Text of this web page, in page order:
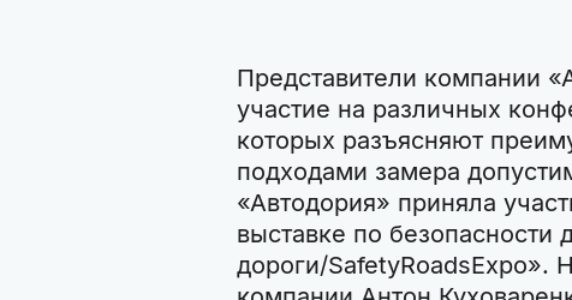
Представители компании
участие на различных
которых разъясняют
подходами замера
«Автодория» приняла
выставке по
дороги/SafetyRoadsExpo».